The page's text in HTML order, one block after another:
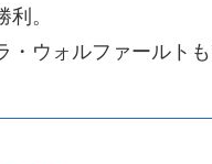
。
ウォルファールトも